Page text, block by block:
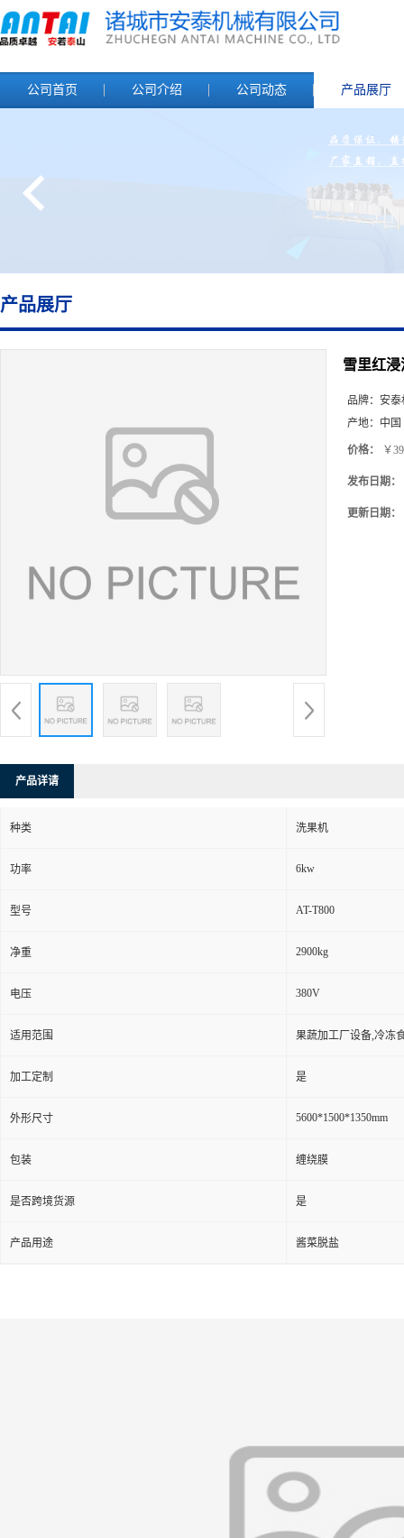
公司首页 公司介绍 公司动态 产品展厅
产品展厅
雪里红
品牌： 安泰
产地： 中国
价格： ￥
发布日期：
更新日期：
产品详请
种类 洗果机
功率 6kw
型号 AT-T800
净重 2900kg
电压 380V
适用范围 果蔬加工厂设备,冷冻
加工定制 是
外形尺寸 5600*1500*1350mm
包装 缠绕膜
是否跨境货源 是
产品用途 酱菜脱盐